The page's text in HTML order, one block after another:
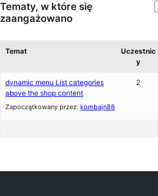
Tematy, w które się
zaangażowano
Temat
Uczestnic
y
dynamic menu List categories
above the shop content
Zapoczątkowany przez: kombajn88
2